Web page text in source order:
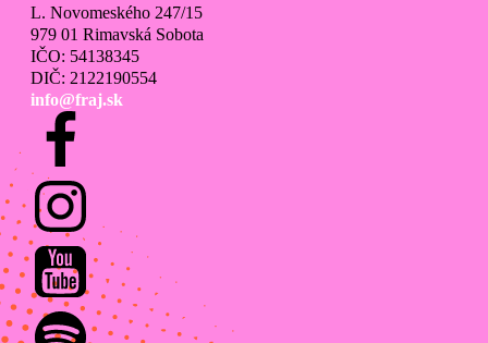
L. Novomeského 247/15
979 01 Rimavská Sobota
IČO: 54138345
DIČ: 2122190554
info@fraj.sk